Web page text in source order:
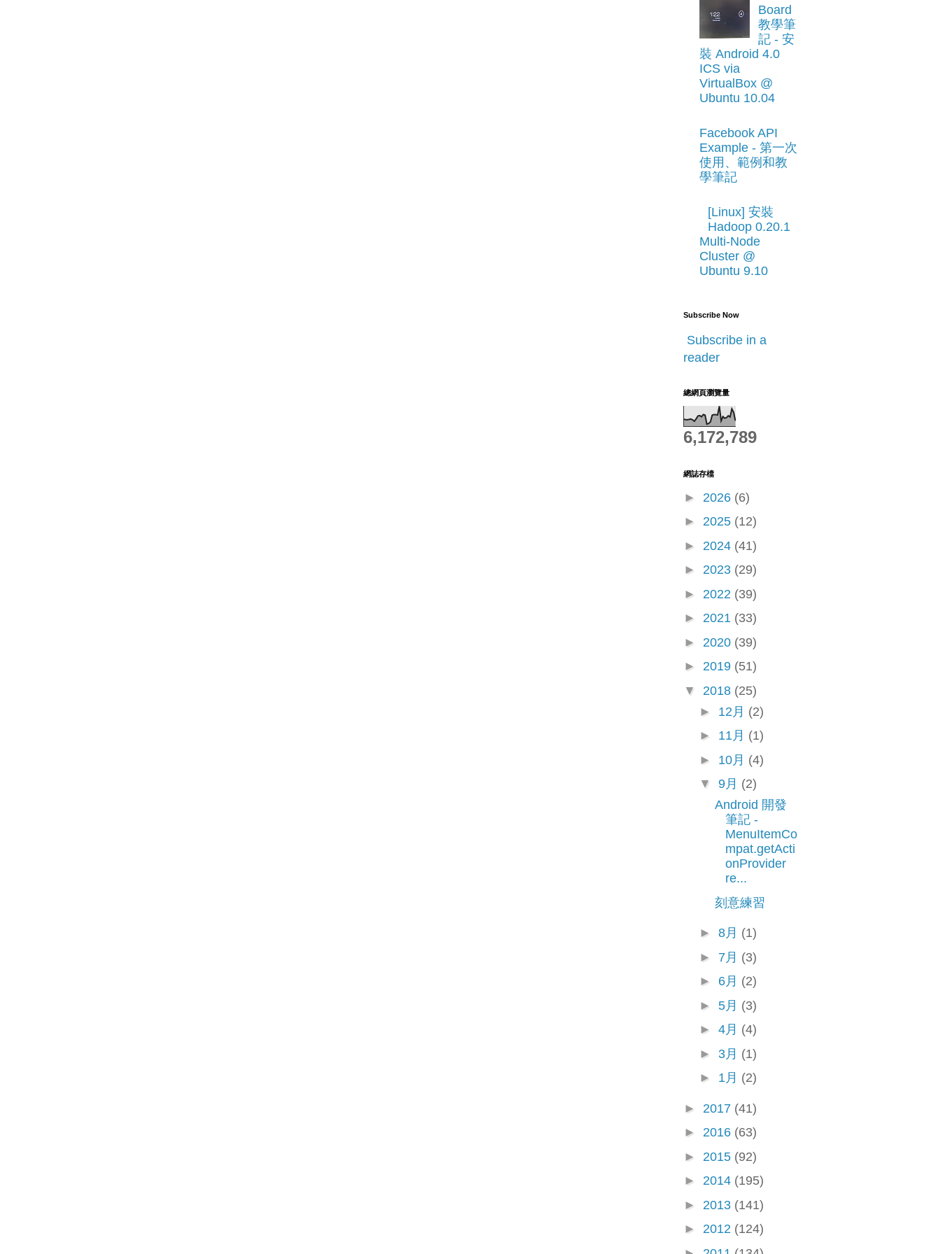
Board
教學筆
記 - 安
裝 Android 4.0
ICS via
VirtualBox @
Ubuntu 10.04
Facebook API
Example - 第一次
使用、範例和教
學筆記
[Linux] 安裝
Hadoop 0.20.1
Multi-Node
Cluster @
Ubuntu 9.10
Subscribe Now
Subscribe in a
reader
總網頁瀏覽量
6,172,789
網誌存檔
► 2026 (6)
► 2025 (12)
► 2024 (41)
► 2023 (29)
► 2022 (39)
► 2021 (33)
► 2020 (39)
► 2019 (51)
▼ 2018 (25)
► 12月 (2)
► 11月 (1)
► 10月 (4)
▼ 9月 (2)
Android 開發
筆記 -
MenuItemCo
mpat.getActi
onProvider
re...
刻意練習
► 8月 (1)
► 7月 (3)
► 6月 (2)
► 5月 (3)
► 4月 (4)
► 3月 (1)
► 1月 (2)
► 2017 (41)
► 2016 (63)
► 2015 (92)
► 2014 (195)
► 2013 (141)
► 2012 (124)